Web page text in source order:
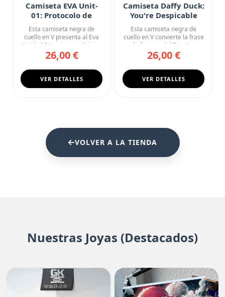
Camiseta EVA Unit-
01: Protocolo de
Combate
Esta camiseta negra de
cuello en V presenta al Eva
Unidad-01 en una estética ...
26,00 €
VER DETALLES
Camiseta Daffy Duck:
You're Despicable
Esta camiseta negra de
cuello en V convierte la frase
más famosa del Pato Luc...
26,00 €
VER DETALLES
VOLVER A LA TIENDA
Nuestras Joyas (Destacados)